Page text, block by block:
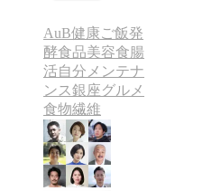
AuB健康ご飯発
酵食品美容食 腸
活自分メンテナ
ンス銀座グルメ
食物繊維